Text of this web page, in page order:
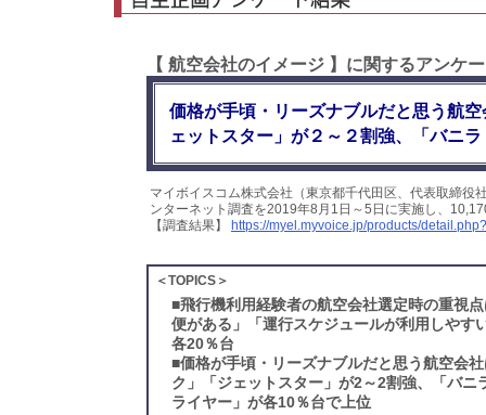
【 航空会社のイメージ 】に関するアンケ
価格が手頃・リーズナブルだと思う航
ェットスター」が２～２割強、「バニ
マイボイスコム株式会社（東京都千代田区、代表取締役
ンターネット調査を2019年8月1日～5日に実施し、
【調査結果】
https://myel.myvoice.jp/products/
＜TOPICS＞
■飛行機利用経験者の航空会社選定時の重視
便がある」「運行スケジュールが利用しやす
各20％台
■価格が手頃・リーズナブルだと思う航空会
ク」「ジェットスター」が2～2割強、「バ
ライヤー」が各10％台で上位